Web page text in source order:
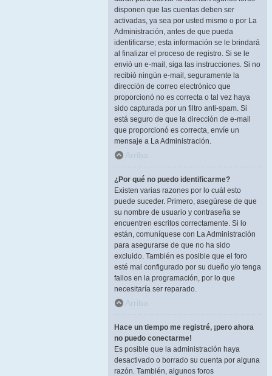
disponen que las cuentas deben ser
activadas, ya sea por usted mismo o por La
Administración, antes de que pueda
identificarse; esta información se le brindará
al finalizar el proceso de registro. Si se le
envió un e-mail, siga las instrucciones. Si no
recibió ningún e-mail, seguramente la
dirección de correo electrónico que
proporcionó no es correcta o tal vez haya
sido capturada por un filtro anti-spam. Si
está seguro de que la dirección de e-mail
que proporcionó es correcta, envíe un
mensaje a La Administración.
Arriba
¿Por qué no puedo identificarme?
Existen varias razones por lo cuál esto
puede suceder. Primero, asegúrese de que
su nombre de usuario y contraseña se
encuentren escritos correctamente. Si lo
están, comuníquese con La Administración
para asegurarse de que no ha sido
excluido. También es posible que el foro
esté mal configurado por su dueño y/o tenga
fallos en la programación, por lo que
necesitaría ser reparado.
Arriba
Hace un tiempo me registré, ¡pero ahora
no puedo conectarme!
Es posible que la administración haya
desactivado o borrado su cuenta por alguna
razón. También, algunos foros